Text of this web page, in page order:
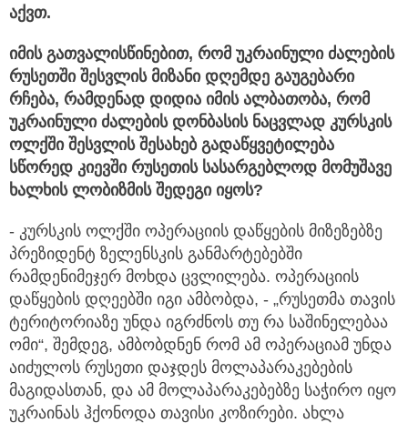
აქვთ.
იმის გათვალისწინებით, რომ უკრაინული ძალების
რუსეთში შესვლის მიზანი დღემდე გაუგებარი
რჩება, რამდენად დიდია იმის ალბათობა, რომ
უკრაინული ძალების დონბასის ნაცვლად კურსკის
ოლქში შესვლის შესახებ გადაწყვეტილება
სწორედ კიევში რუსეთის სასარგებლოდ მომუშავე
ხალხის ლობიზმის შედეგი იყოს?
- კურსკის ოლქში ოპერაციის დაწყების მიზეზებზე
პრეზიდენტ ზელენსკის განმარტებებში
რამდენიმეჯერ მოხდა ცვლილება. ოპერაციის
დაწყების დღეებში იგი ამბობდა, - „რუსეთმა თავის
ტერიტორიაზე უნდა იგრძნოს თუ რა საშინელებაა
ომი“, შემდეგ, ამბობდნენ რომ ამ ოპერაციამ უნდა
აიძულოს რუსეთი დაჯდეს მოლაპარაკებების
მაგიდასთან, და ამ მოლაპარაკებებზე საჭირო იყო
უკრაინას ჰქონოდა თავისი კოზირები. ახლა